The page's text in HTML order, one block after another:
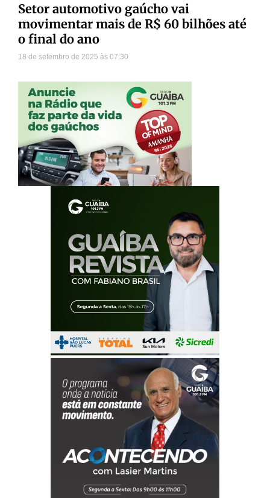
Setor automotivo gaúcho vai
movimentar mais de R$ 60 bilhões até
o final do ano
18 de setembro de 2025 07:30